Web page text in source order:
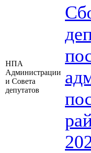
НПА
Администрации
и Совета
депутатов